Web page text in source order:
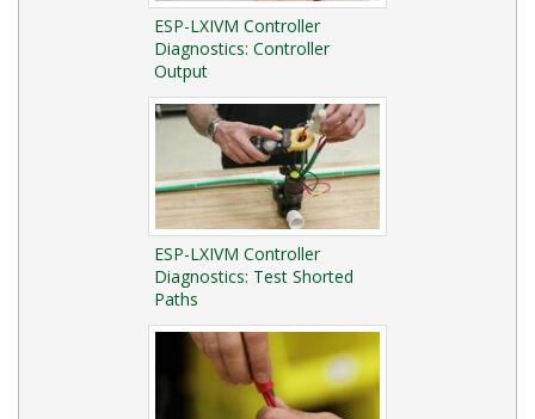
ESP-LXIVM Controller
Diagnostics: Controller
Output
ESP-LXIVM Controller
Diagnostics: Test Shorted
Paths